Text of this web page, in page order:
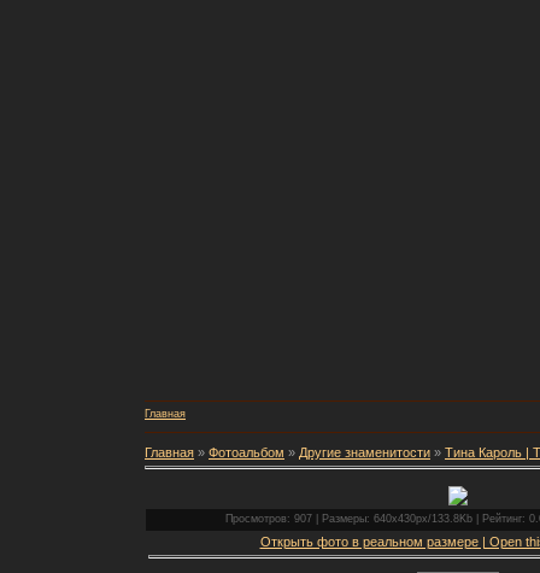
Главная
Главная » Фотоальбом » Другие знаменитости » Тина Кароль |
Просмотров: 907 | Размеры: 640x430px/133.8Kb | Рейтинг:
Открыть фото в реальном размере | Open